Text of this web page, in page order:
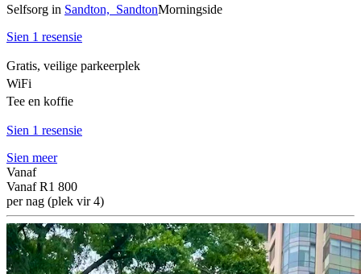
Selfsorg in Sandton, SandtonMorningside
Sien 1 resensie
Gratis, veilige parkeerplek
WiFi
Tee en koffie
Sien 1 resensie
Sien meer
Vanaf
Vanaf R1 800
per nag (plek vir 4)